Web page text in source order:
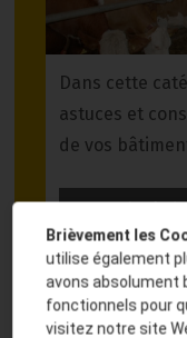
Dans cette
astuces et
de vos
Santé
Brièvement les
utilise également
avons absolument
fonctionnels pour
visitez notre site